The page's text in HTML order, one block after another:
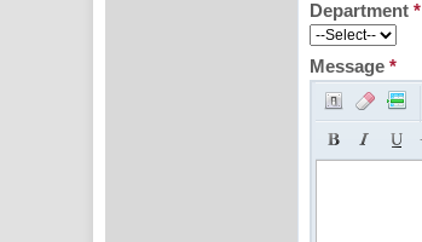
Department*
Message*